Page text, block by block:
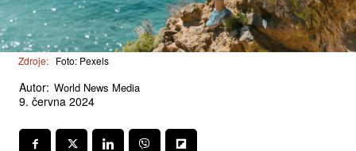
Zdroje: Foto: Pexels
Autor: World News Media
9. června 2024